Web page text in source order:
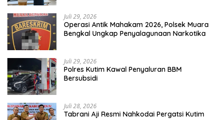
Juli 29, 2026
Operasi Antik Mahakam 2026, Polsek Muara
Bengkal Ungkap Penyalagunaan Narkotika
Juli 29, 2026
Polres Kutim Kawal Penyaluran BBM
Bersubsidi
Juli 28, 2026
Tabrani Aji Resmi Nahkodai Pergatsi Kutim